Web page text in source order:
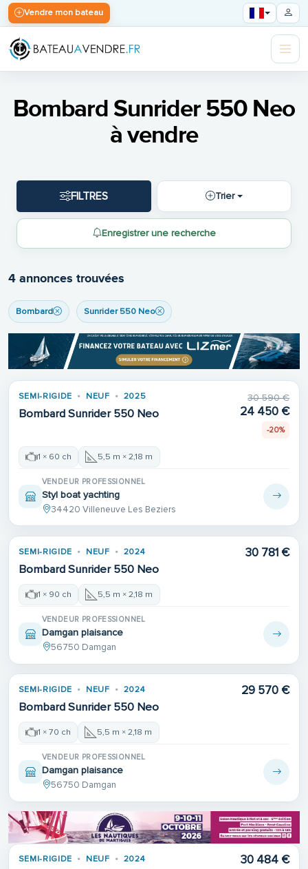
Vendre mon bateau
Bombard Sunrider 550 Neo
à vendre
FILTRES Trier
Enregistrer une recherche
4 annonces trouvées
Bombard Sunrider 550 Neo
SEMI-RIGIDE NEUF 2025
Bombard Sunrider 550 Neo
30 590 €
24 450 €
-20%
1 × 60 ch 5,5 m × 2,18 m
VENDEUR PROFESSIONNEL
Styl boat yachting
34420 Villeneuve Les Beziers
SEMI-RIGIDE NEUF 2024
Bombard Sunrider 550 Neo
30 781 €
1 × 90 ch 5,5 m × 2,18 m
VENDEUR PROFESSIONNEL
Damgan plaisance
56750 Damgan
SEMI-RIGIDE NEUF 2024
Bombard Sunrider 550 Neo
29 570 €
1 × 70 ch 5,5 m × 2,18 m
VENDEUR PROFESSIONNEL
Damgan plaisance
56750 Damgan
SEMI-RIGIDE NEUF 2024 30 484 €